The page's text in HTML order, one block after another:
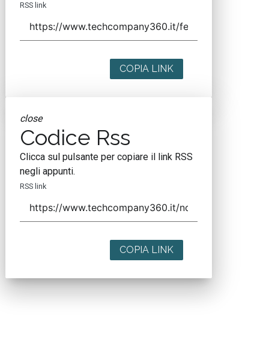
RSS link
COPIA LINK
close
Codice Rss
Clicca sul pulsante per copiare il link RSS
negli appunti.
RSS link
COPIA LINK